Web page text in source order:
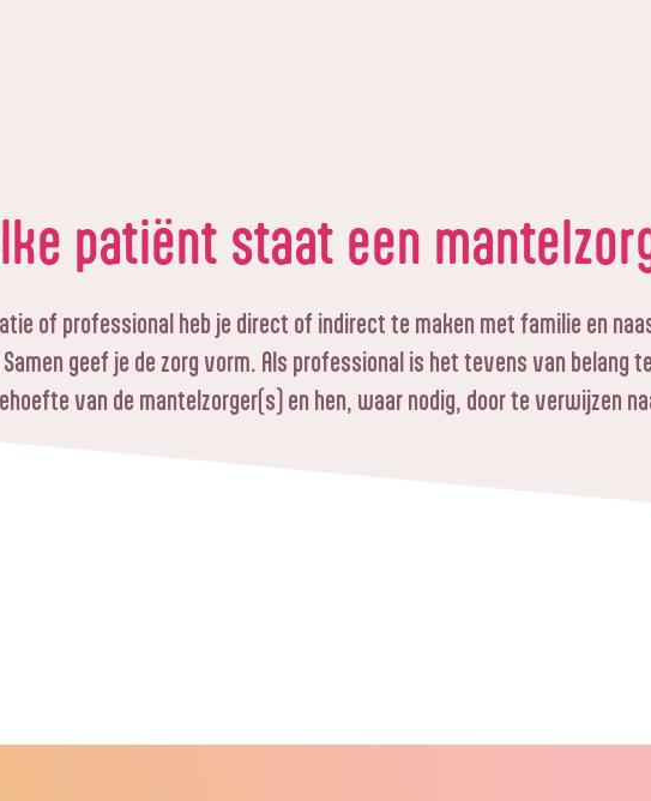
patiënt staat een
of professional heb je direct of indirect te maken met familie en
geef je de zorg vorm. Als professional is het tevens van belang
van de mantelzorger(s) en hen, waar nodig, door te verwijzen